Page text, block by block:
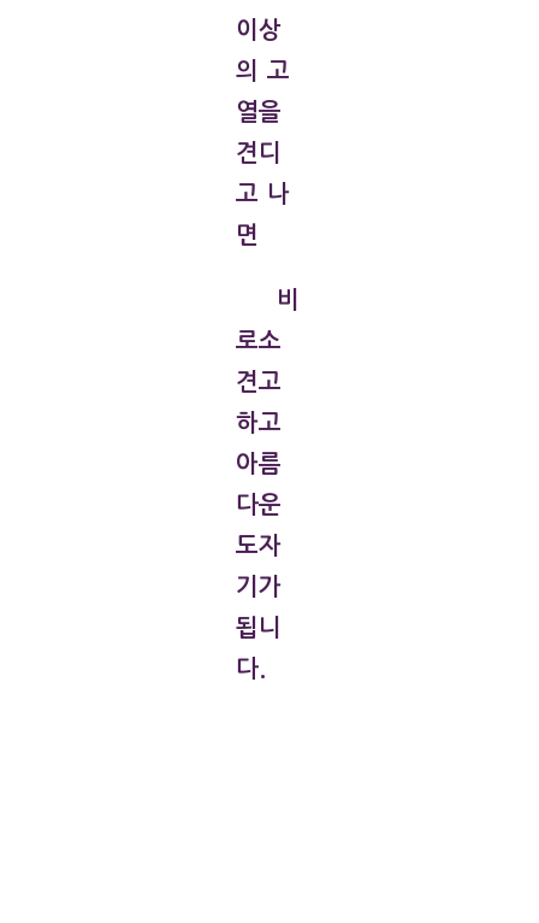
이상
의 고
열을
견디
고 나
면
비
로소
견고
하고
아름
다운
도자
기가
됩니
다.